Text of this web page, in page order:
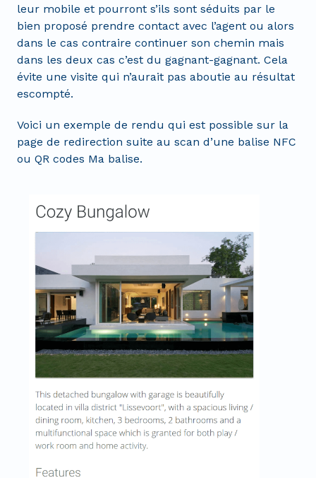
leur mobile et pourront s’ils sont séduits par le
bien proposé prendre contact avec l’agent ou alors
dans le cas contraire continuer son chemin mais
dans les deux cas c’est du gagnant-gagnant. Cela
évite une visite qui n’aurait pas aboutie au résultat
escompté.
Voici un exemple de rendu qui est possible sur la
page de redirection suite au scan d’une balise NFC
ou QR codes Ma balise.